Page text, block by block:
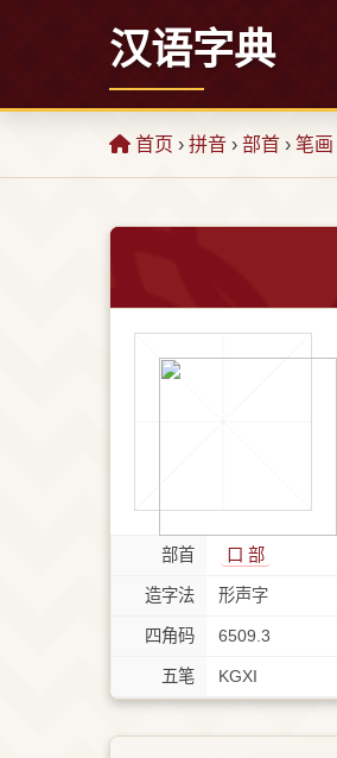
汉语字典
首页 › 拼音 › 部首 › 笔画
部首 ⼝ 部
造字法 形声字
四角码 6509.3
五笔 KGXI